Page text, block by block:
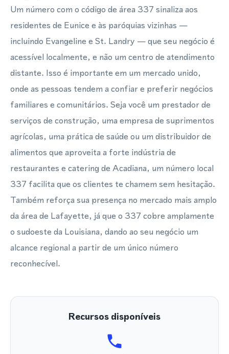
Um número com o código de área 337 sinaliza aos
residentes de Eunice e às paróquias vizinhas —
incluindo Evangeline e St. Landry — que seu negócio é
acessível localmente, e não um centro de atendimento
distante. Isso é importante em um mercado unido,
onde as pessoas tendem a confiar e preferir negócios
familiares e comunitários. Seja você um prestador de
serviços de construção, uma empresa de suprimentos
agrícolas, uma prática de saúde ou um distribuidor de
alimentos que aproveita a forte indústria de
restaurantes e catering de Acadiana, um número local
337 facilita que os clientes te chamem sem hesitação.
Também reforça sua presença no mercado mais amplo
da área de Lafayette, já que o 337 cobre amplamente
o sudoeste da Louisiana, dando ao seu negócio um
alcance regional a partir de um único número
reconhecível.
Recursos disponíveis